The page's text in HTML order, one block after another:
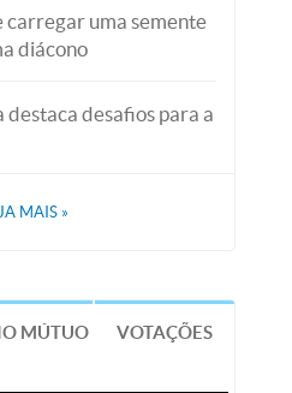
carregar uma semente
diácono
destaca desafios para a
MAIS »
MÚTUO VOTAÇÕES